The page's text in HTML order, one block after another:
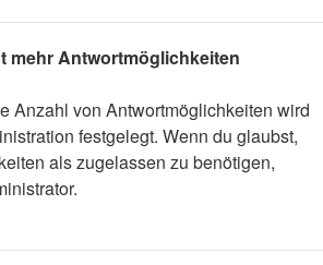
mehr Antwortmöglichkeiten
Anzahl von Antwortmöglichkeiten wird
festgelegt. Wenn du glaubst,
als zugelassen zu benötigen,